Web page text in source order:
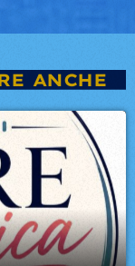
ANCHE